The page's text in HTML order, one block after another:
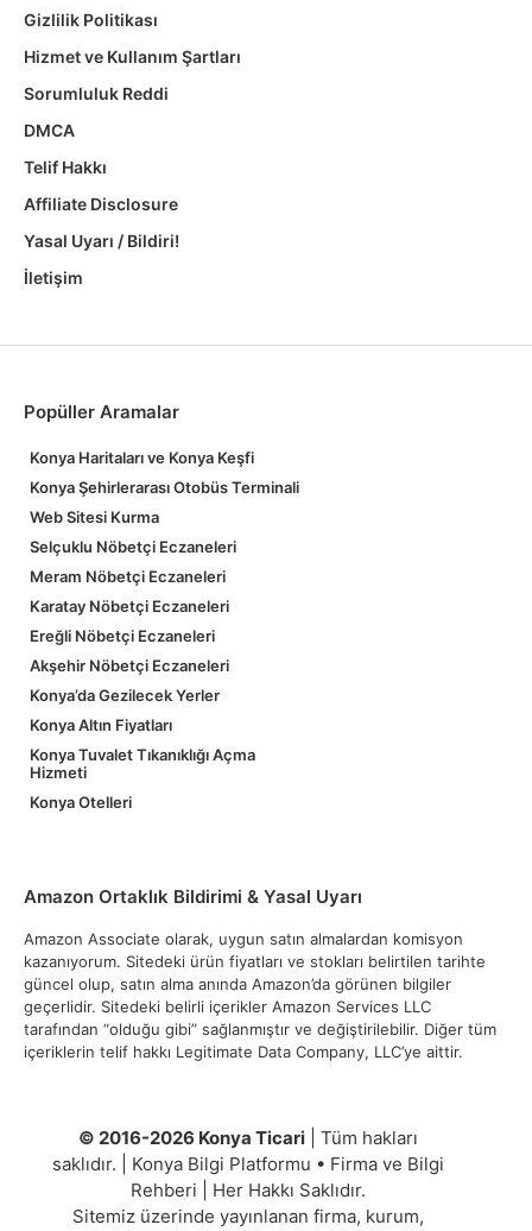
Gizlilik Politikası
Hizmet ve Kullanım Şartları
Sorumluluk Reddi
DMCA
Telif Hakkı
Affiliate Disclosure
Yasal Uyarı / Bildiri!
İletişim
Popüller Aramalar
Konya Haritaları ve Konya Keşfi
Konya Şehirlerarası Otobüs Terminali
Web Sitesi Kurma
Selçuklu Nöbetçi Eczaneleri
Meram Nöbetçi Eczaneleri
Karatay Nöbetçi Eczaneleri
Ereğli Nöbetçi Eczaneleri
Akşehir Nöbetçi Eczaneleri
Konya’da Gezilecek Yerler
Konya Altın Fiyatları
Konya Tuvalet Tıkanıklığı Açma
Hizmeti
Konya Otelleri
Amazon Ortaklık Bildirimi & Yasal Uyarı
Amazon Associate olarak, uygun satın almalardan komisyon
kazanıyorum. Sitedeki ürün fiyatları ve stokları belirtilen tarihte
güncel olup, satın alma anında Amazon’da görünen bilgiler
geçerlidir. Sitedeki belirli içerikler Amazon Services LLC
tarafından “olduğu gibi” sağlanmıştır ve değiştirilebilir. Diğer tüm
içeriklerin telif hakkı Legitimate Data Company, LLC’ye aittir.
© 2016-2026 Konya Ticari | Tüm hakları
saklıdır. | Konya Bilgi Platformu • Firma ve Bilgi
Rehberi | Her Hakkı Saklıdır.
Sitemiz üzerinde yayınlanan firma, kurum,